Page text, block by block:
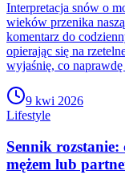
Interpretacja snów o
wieków przenika
komentarz do
opierając się na
wyjaśnię, co naprawdę
9 kwi 2026
Lifestyle
Sennik rozstanie:
mężem lub